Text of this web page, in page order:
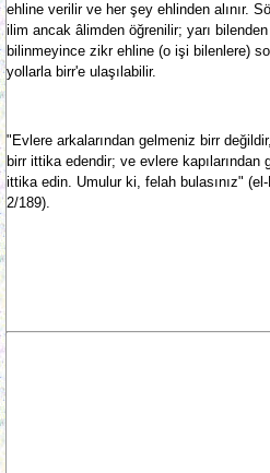
ehline verilir ve her şey ehlinden alınır.
ilim ancak âlimden öğrenilir; yarı
bilinmeyince zikr ehline (o işi bilenlere)
yollarla birr'e ulaşılabilir.
"Evlere arkalarından gelmeniz birr
birr ittika edendir; ve evlere kapılarından
ittika edin. Umulur ki, felah bulasınız"
2/189).